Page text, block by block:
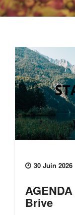
30 Juin 2026
Brive